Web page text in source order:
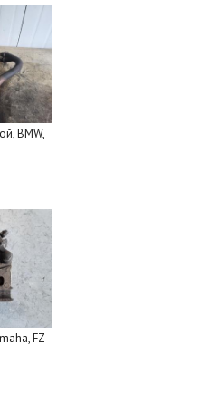
BMW,
FZ